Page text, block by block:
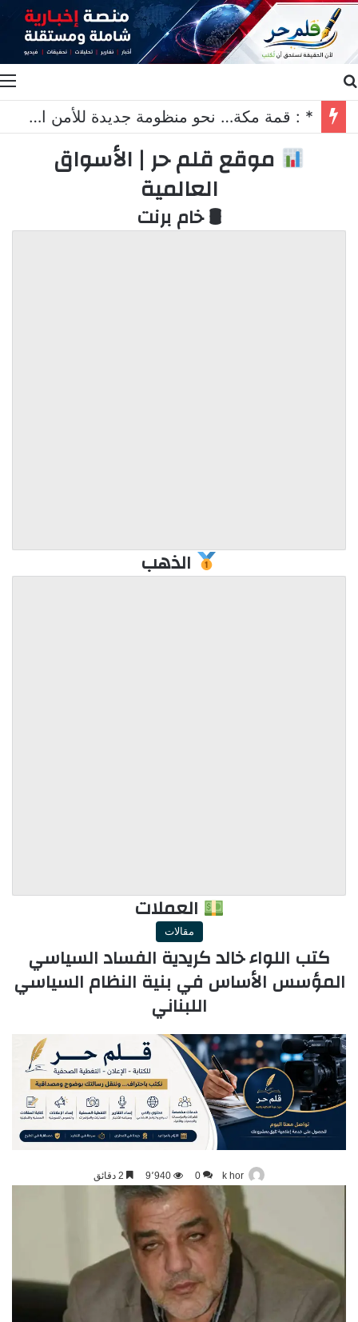
* : قمة مكة… نحو منظومة جديدة للأمن الجماعي*
موقع قلم حر | الأسواق
العالمية
🛢 خام برنت
الذهب
العملات
مقالات
كتب اللواء خالد كريدية الفساد السياسي
المؤسس الأساس في بنية النظام السياسي
اللبناني
k hor
0 9٬940